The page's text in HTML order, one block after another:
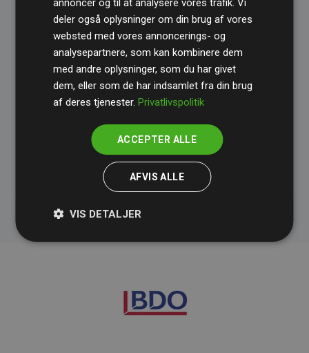
Alle projekter er verificeret gennemGold
Standard– en international ordning, der sikrer høj
kvalitet og gennemsigtighed i klimainvesteringer.
Du kan læse mere om de konkrete projekter
initiativet Websites, der støtter klimaprojekter
deler også oplysninger om din brug af vores
websted med vores annoncerings- og
analysepartnere, som kan kombinere dem
med andre oplysninger, som du har givet
dem, eller som de har indsamlet fra din brug
af deres tjenester.Privatlivspolitik
ACCEPTER ALLE
AFVIS ALLE
VIS DETALJER